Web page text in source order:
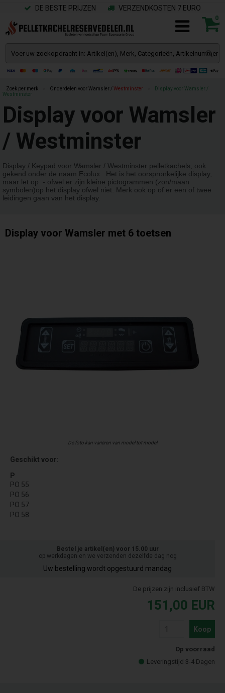
DE BESTE PRIJZEN VERZENDKOSTEN 7 EURO
0
Zoek per merk Onderdelen voor Wamsler /Westminster
Display voor Wamsler /
Westminster
Display voor Wamsler
/ Westminster
Display / Keypad voor Wamsler / Westminster pelletkachels, ook
gekend onder de naam Ecolux . Het is het oorspronkelijke display,
maar let op - ofwel er zijn kleine pictogrammen (zon/maan
symbolen)op het display ofwel niet. Merk ook op of er een of twee
leidingen gaan van het display.
Display voor Wamsler met 6 toetsen
De foto kan variëren van model tot model
Geschikt voor:
P
PO 55
PO 56
PO 57
PO 58
Bestel je artikel(en) voor 15.00 uur
op werkdagen en we verzenden dezelfde dag nog
Uw bestelling wordt opgestuurd mandag
De prijzen zijn inclusief BTW
151,00 EUR
Koop
Op voorraad
Leveringstijd 3-4 Dagen